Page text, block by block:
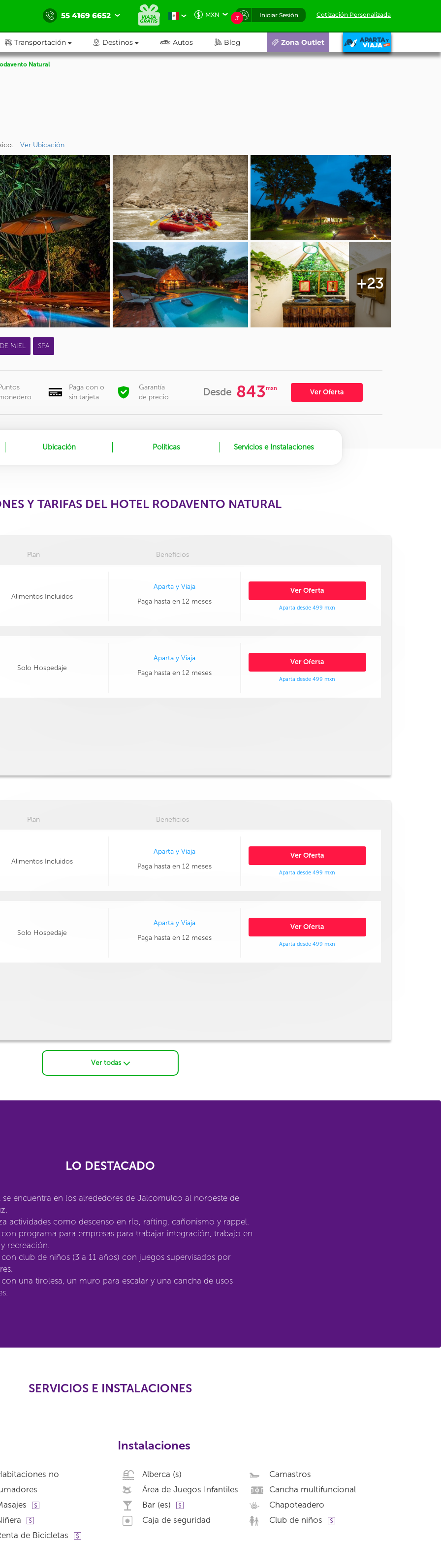
55 4169 6652 MXN 3 Iniciar Sesión Cotización Personalizada
Transportación Destinos Autos Blog Zona Outlet
Natural
Ver Ubicación
+23
MIEL SPA
Paga con o
sin tarjeta
Garantía
de precio
Desde 843mxn Ver Oferta
Ubicación Políticas Servicios e Instalaciones
Y TARIFAS DEL HOTEL RODAVENTO NATURAL
Plan Beneficios
Alimentos Incluidos
Aparta y Viaja
Paga hasta en 12 meses
Ver Oferta
Aparta desde 499 mxn
Solo Hospedaje
Aparta y Viaja
Paga hasta en 12 meses
Ver Oferta
Aparta desde 499 mxn
Plan Beneficios
Alimentos Incluidos
Aparta y Viaja
Paga hasta en 12 meses
Ver Oferta
Aparta desde 499 mxn
Solo Hospedaje
Aparta y Viaja
Paga hasta en 12 meses
Ver Oferta
Aparta desde 499 mxn
Ver todas
LO DESTACADO
se encuentra en los alrededores de Jalcomulco al noroeste de
actividades como descenso en río, rafting, cañonismo y rappel.
programa para empresas para trabajar integración, trabajo en
recreación.
club de niños (3 a 11 años) con juegos supervisados por
una tirolesa, un muro para escalar y una cancha de usos
SERVICIOS E INSTALACIONES
no
de Bicicletas
Instalaciones
Alberca (s)
Área de Juegos Infantiles
Bar (es)
Caja de seguridad
Camastros
Cancha multifuncional
Chapoteadero
Club de niños